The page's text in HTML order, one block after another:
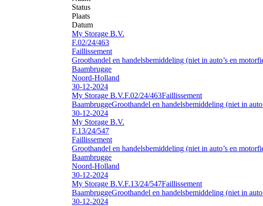
Status
Plaats
Datum
My Storage B.V.
F.02/24/463
Faillissement
Groothandel en handelsbemiddeling (niet in auto’s en
Baambrugge
Noord-Holland
30-12-2024
My Storage B.V.F.02/24/463Faillissement
BaambruggeGroothandel en handelsbemiddeling (niet in
30-12-2024
My Storage B.V.
F.13/24/547
Faillissement
Groothandel en handelsbemiddeling (niet in auto’s en
Baambrugge
Noord-Holland
30-12-2024
My Storage B.V.F.13/24/547Faillissement
BaambruggeGroothandel en handelsbemiddeling (niet in
30-12-2024